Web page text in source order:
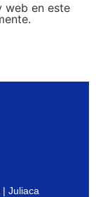
web en este
Juliaca